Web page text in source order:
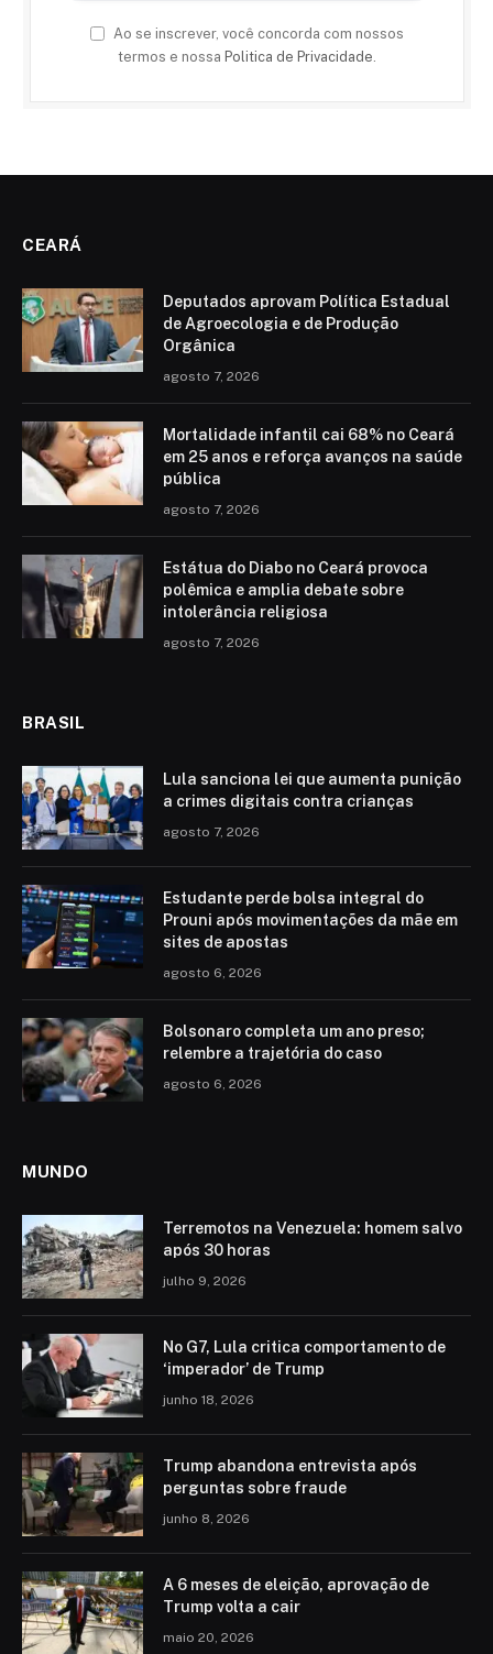
Ao se inscrever, você concorda com nossos
termos e nossa Politica de Privacidade
CEARÁ
Deputados aprovam Política Estadual
de Agroecologia e de Produção
Orgânica
agosto 7, 2026
Mortalidade infantil cai 68% no Ceará
em 25 anos e reforça avanços na saúde
pública
agosto 7, 2026
Estátua do Diabo no Ceará provoca
polêmica e amplia debate sobre
intolerância religiosa
agosto 7, 2026
BRASIL
Lula sanciona lei que aumenta punição
a crimes digitais contra crianças
agosto 7, 2026
Estudante perde bolsa integral do
Prouni após movimentações da mãe em
sites de apostas
agosto 6, 2026
Bolsonaro completa um ano preso;
relembre a trajetória do caso
agosto 6, 2026
MUNDO
Terremotos na Venezuela: homem salvo
após 30 horas
julho 9, 2026
No G7, Lula critica comportamento de
‘imperador’ de Trump
junho 18, 2026
Trump abandona entrevista após
perguntas sobre fraude
junho 8, 2026
A 6 meses de eleição, aprovação de
Trump volta a cair
maio 20, 2026